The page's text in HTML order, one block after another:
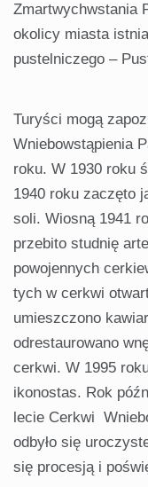
Zmartwychwstania
okolicy miasta
pustelniczego –
Turyści mogą
Wniebowstąpienia
roku. W 1930 roku
1940 roku zaczęto
soli. Wiosną 1941
przebito studnię
powojennych
tych w cerkwi
umieszczono
odrestaurowano
cerkwi. W 1995
ikonostas. Rok
lecie Cerkwi
odbyło się
się procesją i